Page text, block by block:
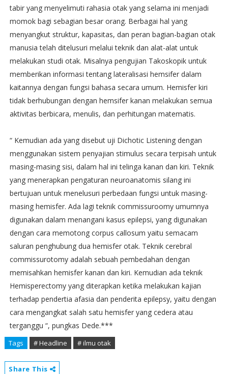
tabir yang menyelimuti rahasia otak yang selama ini menjadi
momok bagi sebagian besar orang. Berbagai hal yang
menyangkut struktur, kapasitas, dan peran bagian-bagian otak
manusia telah ditelusuri melalui teknik dan alat-alat untuk
melakukan studi otak. Misalnya pengujian Takoskopik untuk
memberikan informasi tentang lateralisasi hemsifer dalam
kaitannya dengan fungsi bahasa secara umum. Hemisfer kiri
tidak berhubungan dengan hemsifer kanan melakukan semua
aktivitas berbicara, menulis, dan perhitungan matematis.
“ Kemudian ada yang disebut uji Dichotic Listening dengan
menggunakan sistem penyajian stimulus secara terpisah untuk
masing-masing sisi, dalam hal ini telinga kanan dan kiri. Teknik
yang menerapkan pengaturan neuroanatomis silang ini
bertujuan untuk menelusuri perbedaan fungsi untuk masing-
masing hemisfer. Ada lagi teknik commissuroomy umumnya
digunakan dalam menangani kasus epilepsi, yang digunakan
dengan cara memotong corpus callosum yaitu semacam
saluran penghubung dua hemisfer otak. Teknik cerebral
commissurotomy adalah sebuah pembedahan dengan
memisahkan hemisfer kanan dan kiri. Kemudian ada teknik
Hemisperectomy yang diterapkan ketika melakukan kajian
terhadap pendertia afasia dan penderita epilepsy, yaitu dengan
cara mengangkat salah satu hemisfer yang cedera atau
terganggu “, pungkas Dede.***
Tags # Headline # ilmu otak
Share This